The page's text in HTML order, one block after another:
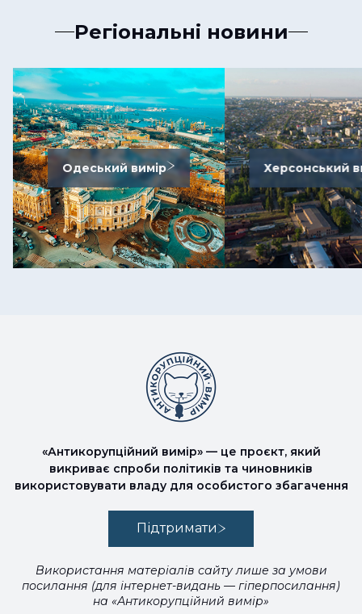
Регіональні новини
Одеський вимір Херсонський
«Антикорупційний вимір» — це проєкт, який
викриває спроби політиків та чиновників
використовувати владу для особистого збагачення
Підтримати
Використання матеріалів сайту лише за умови
посилання (для інтернет-видань — гіперпосилання)
на «Антикорупційний вимір»